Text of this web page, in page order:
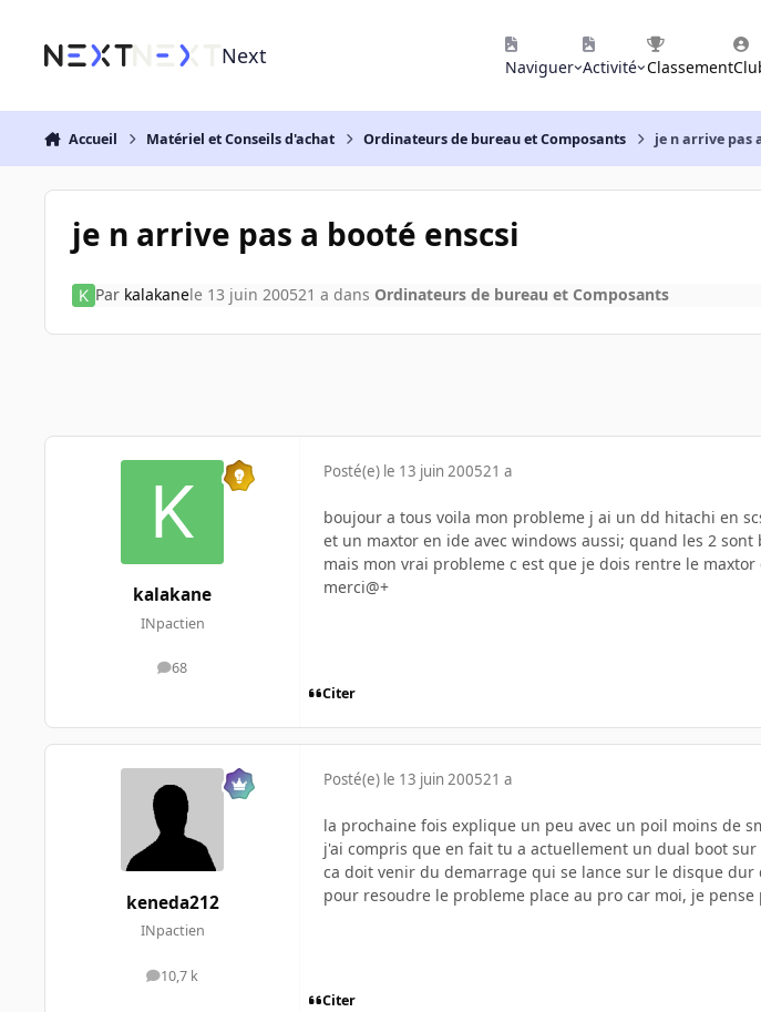
Next Naviguer Activité Classement
Accueil Matériel et Conseils d'achat Ordinateurs de bureau et Composants je n arrive pas
je n arrive pas a booté enscsi
Par kalakanele 13 juin 200521 a dans Ordinateurs de bureau et Composants
kalakane
INpactien
68
messages
Posté(e) le 13 juin 200521 a
boujour a tous voila mon probleme j ai un dd hitachi en
et un maxtor en ide avec windows aussi; quand les 2
mais mon vrai probleme c est que je dois rentre le
merci@+
Citer
keneda212
INpactien
10,7 k
messages
Posté(e) le 13 juin 200521 a
la prochaine fois explique un peu avec un poil moins de
j'ai compris que en fait tu a actuellement un dual boot
ca doit venir du demarrage qui se lance sur le disque
pour resoudre le probleme place au pro car moi, je pense
Citer